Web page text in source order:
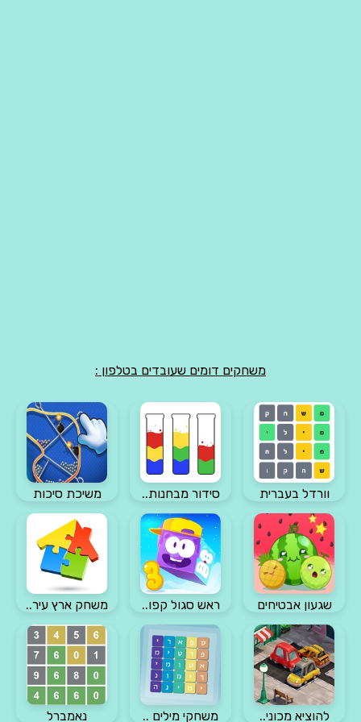
משחקים דומים שעובדים בטלפון :
וורדל בעברית סידור מבחנות.. משיכת סיכות
שגעון אבטיחים ראש סגול קפו.. משחק ארץ עיר..
להוציא מכוני.. משחקי מילים .. נאמברל